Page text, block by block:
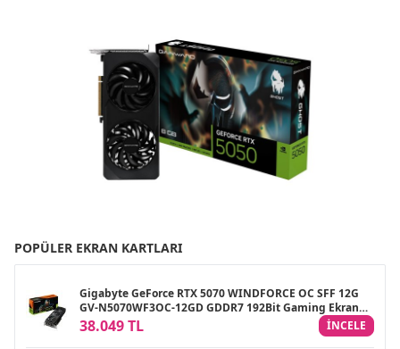
POPÜLER EKRAN KARTLARI
Gigabyte GeForce RTX 5070 WINDFORCE OC SFF 12G
GV-N5070WF3OC-12GD GDDR7 192Bit Gaming Ekran
Kartı
38.049 TL INCELE